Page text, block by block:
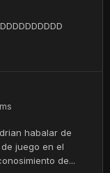
habalar de
juego en el
de...